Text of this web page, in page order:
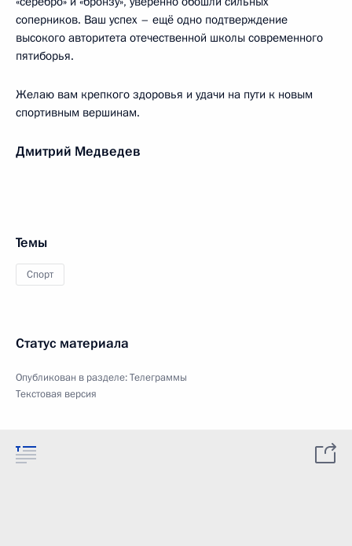
соперников. Ваш успех – ещё одно подтверждение
высокого авторитета отечественной школы современного
пятиборья.
Желаю вам крепкого здоровья и удачи на пути к новым
спортивным вершинам.
Дмитрий Медведев
Темы
Спорт
Статус материала
Опубликован в разделе:Телеграммы
Текстовая версия